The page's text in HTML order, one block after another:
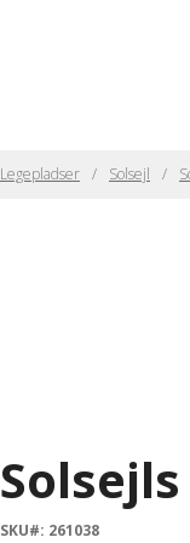
Legepladser Solsejl
SKU#: 261038